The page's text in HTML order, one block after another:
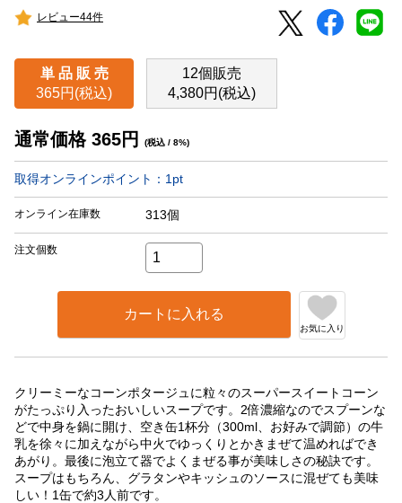
レビュー44件
単 品 販 売
365円(税込)
12個販売
4,380円(税込)
通常価格 365円 (税込 / 8%)
取得オンラインポイント： 1 pt
オンライン在庫数 313個
注文個数
カートに入れる
お気に入り
クリーミーなコーンポタージュに粒々のスーパースイートコーン
がたっぷり入ったおいしいスープです。2倍濃縮なのでスプーンな
どで中身を鍋に開け、空き缶1杯分（300ml、お好みで調節）の牛
乳を徐々に加えながら中火でゆっくりとかきまぜて温めればでき
あがり。最後に泡立て器でよくまぜる事が美味しさの秘訣です。
スープはもちろん、グラタンやキッシュのソースに混ぜても美味
しい！1缶で約3人前です。